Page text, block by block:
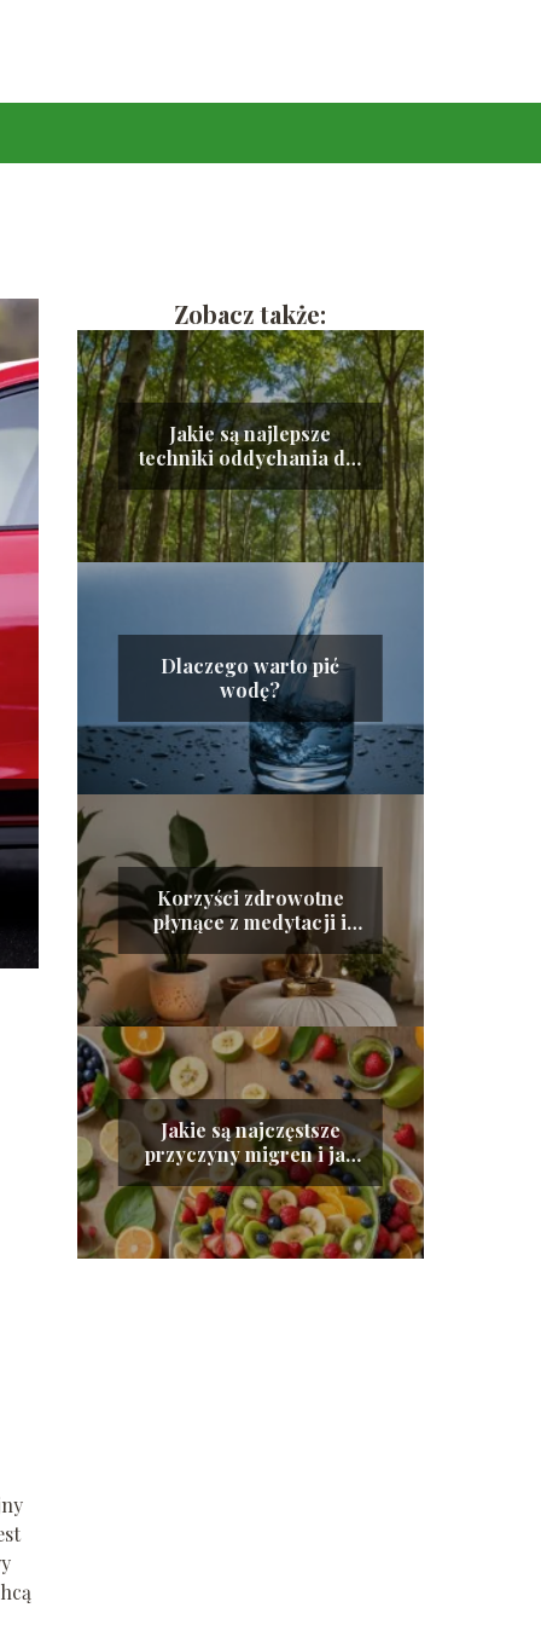
Zobacz także:
Jakie są najlepsze
techniki oddychania dla
redukcji stresu?
Dlaczego warto pić
wodę?
Korzyści zdrowotne
płynące z medytacji i
jak zacząć?
Jakie są najczęstsze
przyczyny migren i jak
im zapobiegać?